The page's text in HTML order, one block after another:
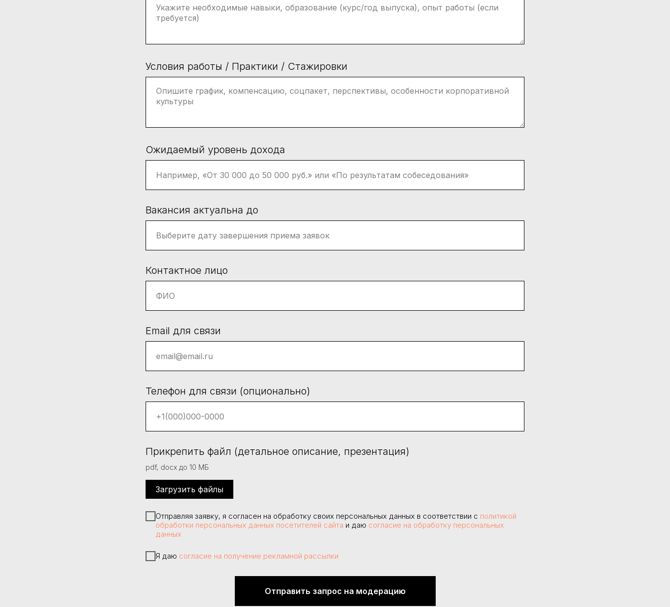
Условия работы / Практики / Стажировки
Ожидаемый уровень дохода
Вакансия актуальна до
Контактное лицо
Email для связи
Телефон для связи (опционально)
Прикрепить файл (детальное описание, презентация)
pdf, docx до 10 МБ
Загрузить файлы
Отправляя заявку, я согласен на обработку своих персональных данных в соответствии с политикой
обработки персональных данных посетителей сайта и даю согласие на обработку персональных
данных
Я даю согласие на получение рекламной рассылки
Отправить запрос на модерацию